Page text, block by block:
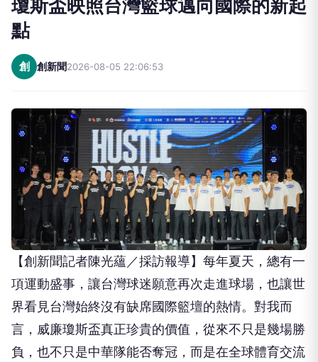
創
【創新聞記者陳光蘊／採訪報導】每年夏天，總有一
項運動盛事，讓台灣球迷願意再次走進球場，也讓世
界看見台灣始終沒有缺席國際籃壇的熱情。對我而
言，威廉瓊斯盃真正珍貴的價值，從來不只是幾場勝
負，也不只是中華隊能否奪冠，而是在全球體育交流
日益重要的今天，它持續扮演著一座橋梁，讓台灣與
世界籃球文化保持對話，也讓一批又一批年輕球員，